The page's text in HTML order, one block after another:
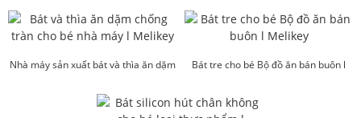
Nhà máy sản xuất bát và thìa ăn dặm
Bát tre cho bé Bộ đồ ăn bán buôn l